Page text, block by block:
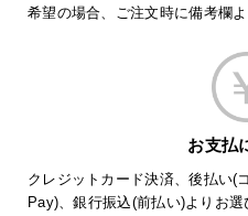
希望の場合、ご注文時に備考欄よ
お支払
クレジットカード決済、後払い(
Pay)、銀行振込(前払い)よりお